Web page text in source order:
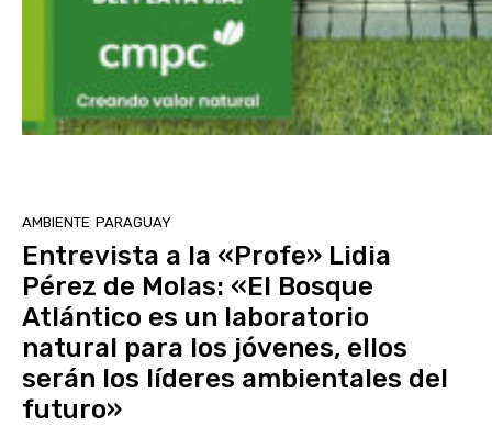
AMBIENTE PARAGUAY
Entrevista a la «Profe» Lidia
Pérez de Molas: «El Bosque
Atlántico es un laboratorio
natural para los jóvenes, ellos
serán los líderes ambientales del
futuro»